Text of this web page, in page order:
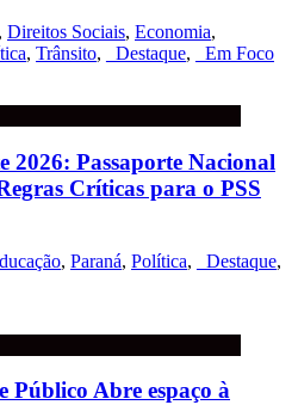
, Direitos Sociais, Economia,
, Trânsito, _Destaque, _Em Foco
2026: Passaporte Nacional
Críticas para o PSS
, Paraná, Política, _Destaque,
Público Abre espaço à